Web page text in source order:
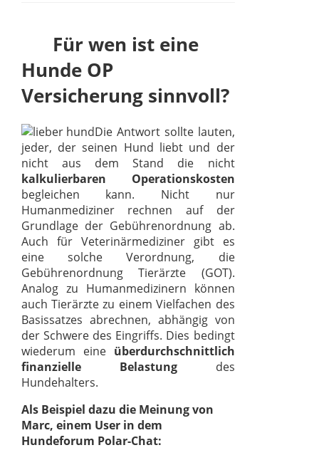
Für wen ist eine
Hunde OP
Versicherung sinnvoll?
Die Antwort sollte lauten,
jeder, der seinen Hund liebt und der
nicht aus dem Stand die nicht
kalkulierbaren Operationskosten
begleichen kann. Nicht nur
Humanmediziner rechnen auf der
Grundlage der Gebührenordnung ab.
Auch für Veterinärmediziner gibt es
eine solche Verordnung, die
Gebührenordnung Tierärzte (GOT).
Analog zu Humanmedizinern können
auch Tierärzte zu einem Vielfachen des
Basissatzes abrechnen, abhängig von
der Schwere des Eingriffs. Dies bedingt
wiederum eine überdurchschnittlich
finanzielle Belastungdes
Hundehalters.
Als Beispiel dazu die Meinung von
Marc, einem User in dem
Hundeforum Polar-Chat: